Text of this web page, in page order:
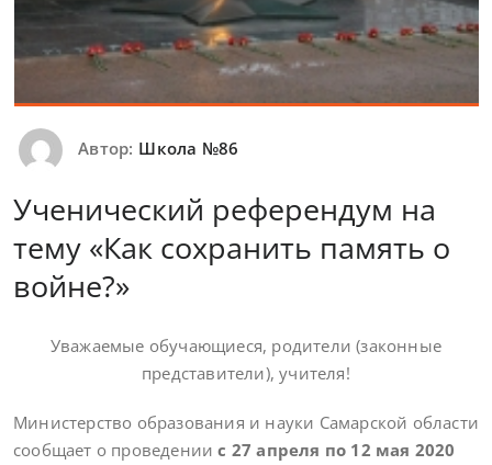
Автор: Школа №86
Ученический референдум на
тему «Как сохранить память о
войне?»
Уважаемые обучающиеся, родители (законные
представители), учителя!
Министерство образования и науки Самарской области
сообщает о проведениис 27 апреля по 12 мая 2020